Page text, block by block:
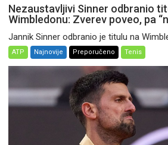
Nezaustavljivi Sinner odbranio
Wimbledonu: Zverev poveo, pa
Jannik Sinner odbranio je titulu na
ATP Najnovije Preporučeno Tenis